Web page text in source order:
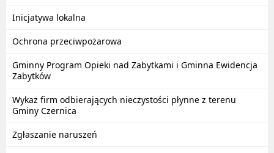
Inicjatywa lokalna
Ochrona przeciwpożarowa
Gminny Program Opieki nad Zabytkami i Gminna Ewidencja
Zabytków
Wykaz firm odbierających nieczystości płynne z terenu
Gminy Czernica
Zgłaszanie naruszeń